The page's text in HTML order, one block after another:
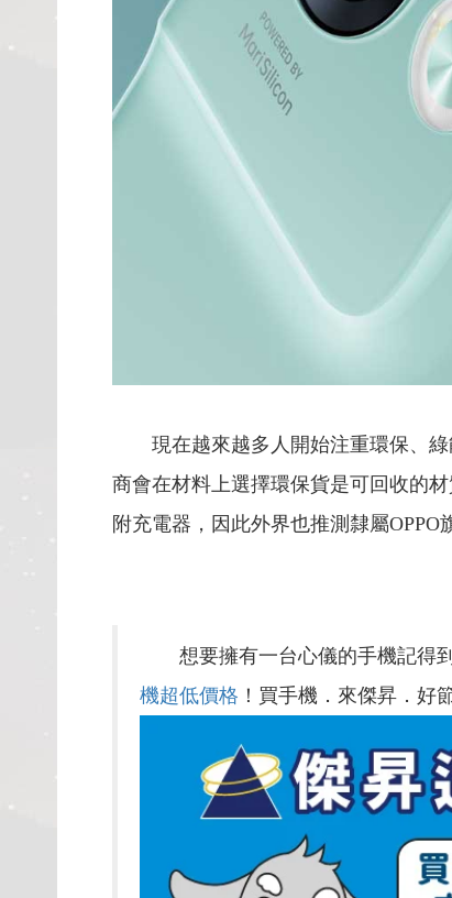
現在越來越多人開始注重環保、
商會在材料上選擇環保貨是可回收的
附充電器，因此外界也推測隸屬OPPO
想要擁有一台心儀的手機記得到
機超低價格 ！買手機．來傑昇．好